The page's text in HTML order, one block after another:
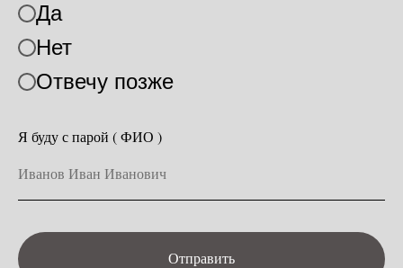
Да
Нет
Отвечу позже
Я буду с парой ( ФИО )
Отправить